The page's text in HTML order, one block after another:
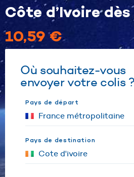
Côte d’Ivoire dès
10,59 €
Où souhaitez-vous
envoyer votre colis ?
Pays de départ
Pays de destination